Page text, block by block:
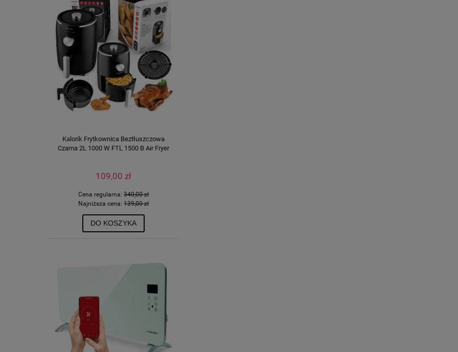
Kalorik Frytkownica Beztłuszczowa
Czarna 2L 1000 W FTL 1500 B Air Fryer
109,00 zł
Cena regularna: 340,00 zł
Najniższa cena: 139,00 zł
DO KOSZYKA